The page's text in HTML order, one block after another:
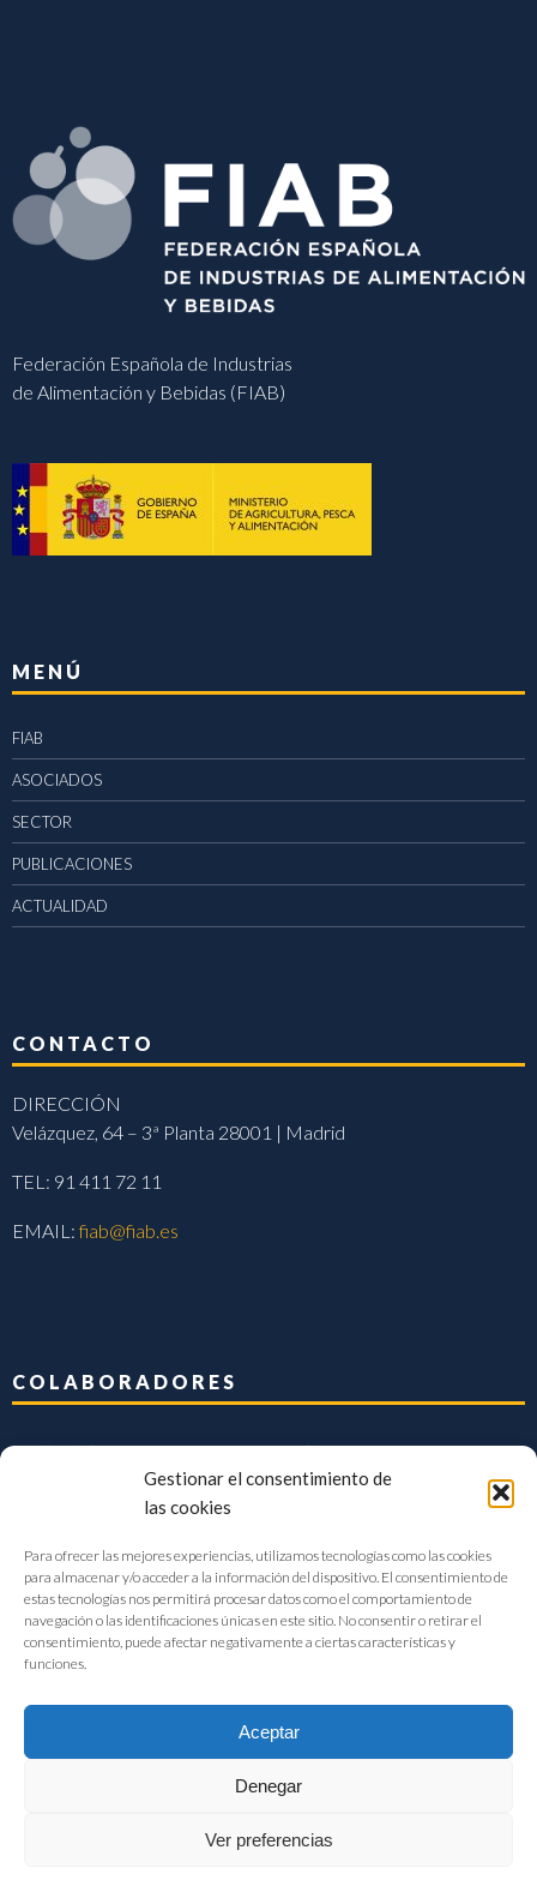
Gestionar el consentimiento de
las cookies
Para ofrecer las mejores experiencias, utilizamos tecnologías como las cookies
para almacenar y/o acceder a la información del dispositivo. El consentimiento de
estas tecnologías nos permitirá procesar datos como el comportamiento de
navegación o las identificaciones únicas en este sitio. No consentir o retirar el
consentimiento, puede afectar negativamente a ciertas características y
funciones.
Aceptar
Denegar
Ver preferencias
Federación Española de Industrias
de Alimentación y Bebidas (FIAB)
MENÚ
FIAB
ASOCIADOS
SECTOR
PUBLICACIONES
ACTUALIDAD
CONTACTO
DIRECCIÓN
Velázquez, 64 – 3ª Planta 28001 | Madrid
TEL: 91 411 72 11
EMAIL:fiab@fiab.es
COLABORADORES
FIAB Federación Española de Industrias de la Alimentación y Bebidas